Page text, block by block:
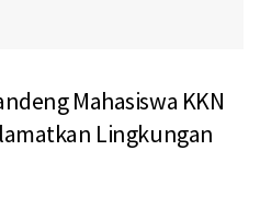
Mahasiswa KKN
Lingkungan